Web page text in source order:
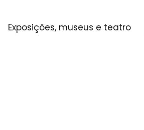
Exposições, museus e teatro